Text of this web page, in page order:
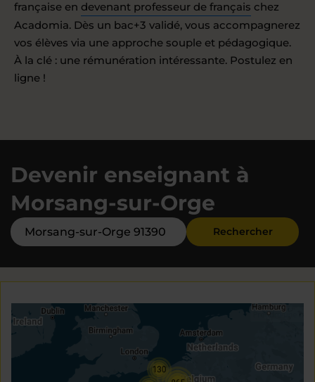
française en devenant professeur de français chez
Acadomia. Dès un bac+3 validé, vous accompagnerez
vos élèves via une approche souple et pédagogique.
À la clé : une rémunération intéressante. Postulez en
ligne !
Devenir enseignant à
Morsang-sur-Orge
Rechercher